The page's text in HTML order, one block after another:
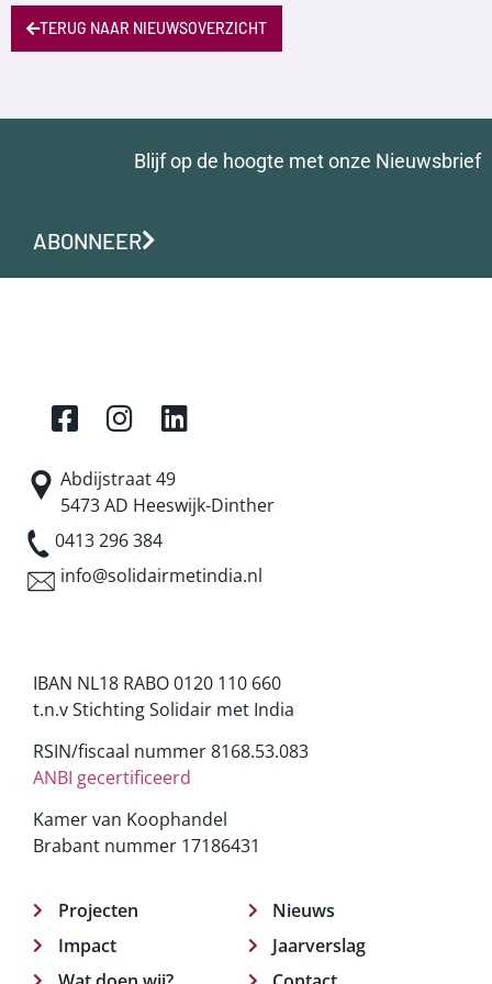
TERUG NAAR NIEUWSOVERZICHT
Blijf op de hoogte met onze Nieuwsbrief
ABONNEER
Abdijstraat 49
5473 AD Heeswijk-Dinther
0413 296 384
info@solidairmetindia.nl
IBAN NL18 RABO 0120 110 660
t.n.v Stichting Solidair met India
RSIN/fiscaal nummer 8168.53.083
ANBI gecertificeerd
Kamer van Koophandel
Brabant nummer 17186431
Projecten
Impact
Nieuws
Jaarverslag